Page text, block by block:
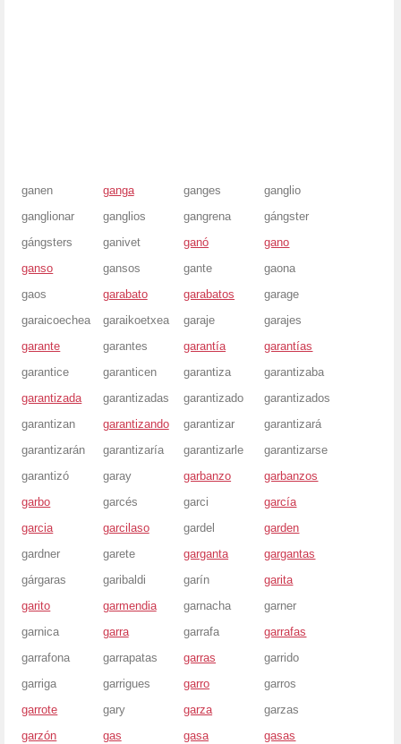
ganen ganga ganges
ganglio
ganglionar
ganglios gangrena
gángster
gángsters
ganivet ganó
gano
ganso
gansos gante
gaona
gaos
garabato garabatos
garage
garaicoechea
garaikoetxea garaje
garajes
garante
garantes garantía
garantías
garantice
garanticen garantiza
garantizaba
garantizada
garantizadas garantizado
garantizados
garantizan
garantizando garantizar
garantizará
garantizarán
garantizaría garantizarle
garantizarse
garantizó
garay garbanzo
garbanzos
garbo
garcés garci
garcía
garcia
garcilaso gardel
garden
gardner
garete garganta
gargantas
gárgaras
garibaldi garín
garita
garito
garmendia garnacha
garner
garnica
garra garrafa
garrafas
garrafona
garrapatas garras
garrido
garriga
garrigues garro
garros
garrote
gary garza
garzas
garzón
gas gasa gasas